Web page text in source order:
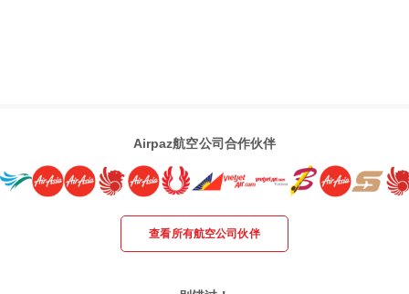
Airpaz航空公司合作伙伴
查看所有航空公司伙伴